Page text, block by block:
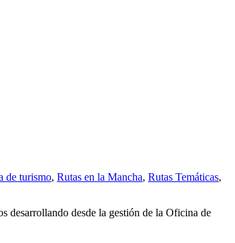
de turismo, Rutas en la Mancha, Rutas Temáticas,
desarrollando desde la gestión de la Oficina de